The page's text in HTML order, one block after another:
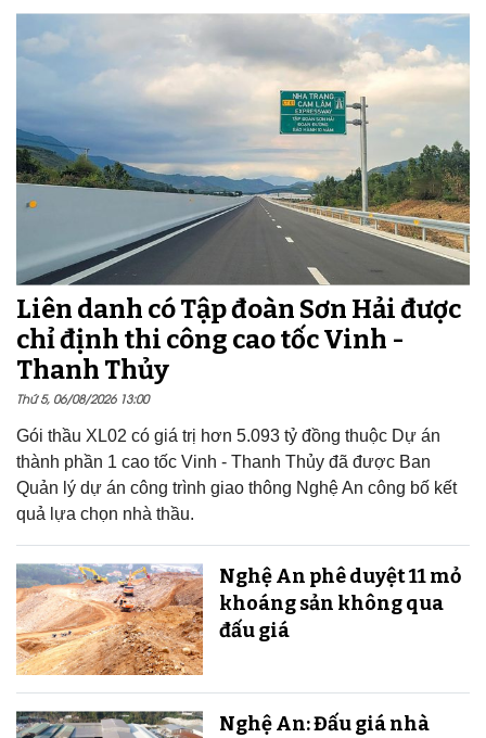
Liên danh có Tập đoàn Sơn Hải được
chỉ định thi công cao tốc Vinh -
Thanh Thủy
Thứ 5, 06/08/2026 13:00
Gói thầu XL02 có giá trị hơn 5.093 tỷ đồng thuộc Dự án
thành phần 1 cao tốc Vinh - Thanh Thủy đã được Ban
Quản lý dự án công trình giao thông Nghệ An công bố kết
quả lựa chọn nhà thầu.
Nghệ An phê duyệt 11 mỏ
khoáng sản không qua
đấu giá
Nghệ An: Đấu giá nhà